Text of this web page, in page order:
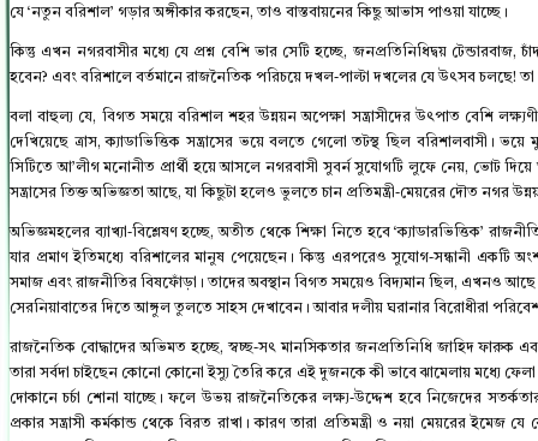
যে ‘নতুন বরিশাল’ গড়ার অঙ্গীকার করছেন, তাও বাস্তবায়নের কিছু আভাস পাওয়া যাচ্ছে।
কিন্তু এখন নগরবাসীর মধ্যে যে প্রশ্ন বেশি ভার সেটি হচ্ছে, জনপ্রতিনিধিদ্বয়
হবেন? এবং বরিশালে বর্তমানে রাজনৈতিক পরিচয়ে দখল-পাল্টা দখলের যে উৎসব চলছে!
বলা বাহুল্য যে, বিগত সময়ে বরিশাল শহর উন্নয়ন অপেক্ষা সন্ত্রাসীদের উৎপাত বেশি
দেখিয়েছে ত্রাস, ক্যাডাভিত্তিক সন্ত্রাসের ভয়ে বলতে গেলো তটস্থ ছিল বরিশালবাসী।
সিটিতে আ’লীগ মনোনীত প্রার্থী হয়ে আসলে নগরবাসী সুবর্ন সুযোগটি লুফে নেয়, ভোট
সন্ত্রাসের তিক্ত অভিজ্ঞতা আছে, যা কিছুটা হলেও ভুলতে চান প্রতিমন্ত্রী-মেয়রের দৌত নগর
অভিজ্ঞমহলের ব্যাখ্যা-বিশ্লেষণ হচ্ছে, অতীত থেকে শিক্ষা নিতে হবে ‘ক্যাডারভিত্তিক’
যার প্রমাণ ইতিমধ্যে বরিশালের মানুষ পেয়েছেন। কিন্তু এরপরেও সুযোগ-সন্ধানী একটি অংশ
সমাজ এবং রাজনীতির বিষফোঁড়া। তাদের অবস্থান বিগত সময়েও বিদ্যমান ছিল, এখনও
সেরনিয়াবাতের দিতে আঙ্গুল তুলতে সাহস দেখাবেন। আবার দলীয় ঘরানার বিরোধীরা
রাজনৈতিক বোদ্ধাদের অভিমত হচ্ছে, স্বচ্ছ-সৎ মানসিকতার জনপ্রতিনিধি জাহিদ ফারুক
তারা সর্বদা চাইছেন কোনো কোনো ইস্যু তৈরি করে এই দুজনকে কী ভাবে ঝামেলায় মধ্যে
দোকানে চর্চা শোনা যাচ্ছে। ফলে উভয় রাজনৈতিকের লক্ষ্য-উদ্দেশ হবে নিজেদের
প্রকার সন্ত্রাসী কর্মকান্ড থেকে বিরত রাখা। কারণ তারা প্রতিমন্ত্রী ও নয়া মেয়রের ইমেজ